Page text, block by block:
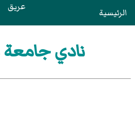
الرئيسية عريق
نادي